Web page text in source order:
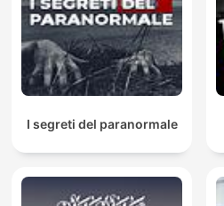
I segreti del paranormale